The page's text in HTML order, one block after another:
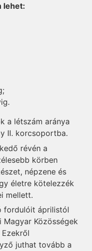
lehet:
a létszám aránya
II. korcsoportba.
révén a
körben
népzene és
életre kötelezzék
mellett.
fordulóit áprilistól
Magyar Közösségek
juthat tovább a